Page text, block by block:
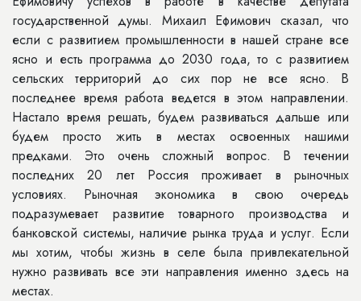
государственной думы. Михаил Ефимович сказал, что
если с развитием промышленности в нашей стране все
ясно и есть программа до 2030 года, то с развитием
сельских территорий до сих пор не все ясно. В
последнее время работа ведется в этом направлении.
Настало время решать, будем развиваться дальше или
будем просто жить в местах освоенных нашими
предками. Это очень сложный вопрос. В течении
последних 20 лет Россия проживает в рыночных
условиях. Рыночная экономика в свою очередь
подразумевает развитие товарного производства и
банковской системы, наличие рынка труда и услуг. Если
мы хотим, чтобы жизнь в селе была привлекательной
нужно развивать все эти направления именно здесь на
местах.